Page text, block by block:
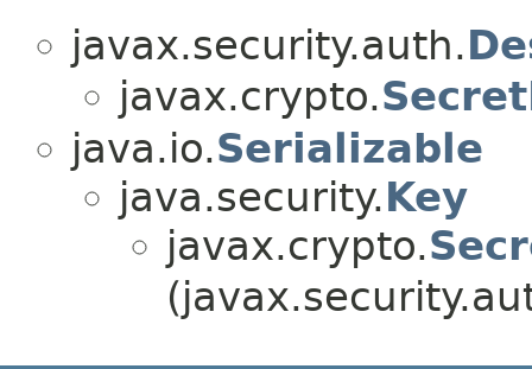
javax.security.auth.
javax.crypto.
java.io.Serializable
java.security.Key
javax.crypto.